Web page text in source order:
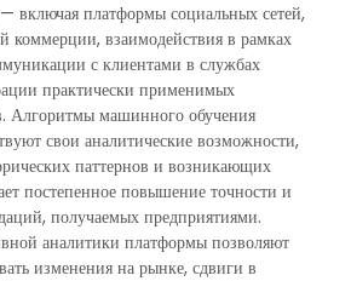
включая платформы социальных сетей,
коммерции, взаимодействия в рамках
с клиентами в службах
практически применимых
Алгоритмы машинного обучения
свои аналитические возможности,
паттернов и возникающих
постепенное повышение точности и
получаемых предприятиями.
аналитики платформы позволяют
изменения на рынке, сдвиги в